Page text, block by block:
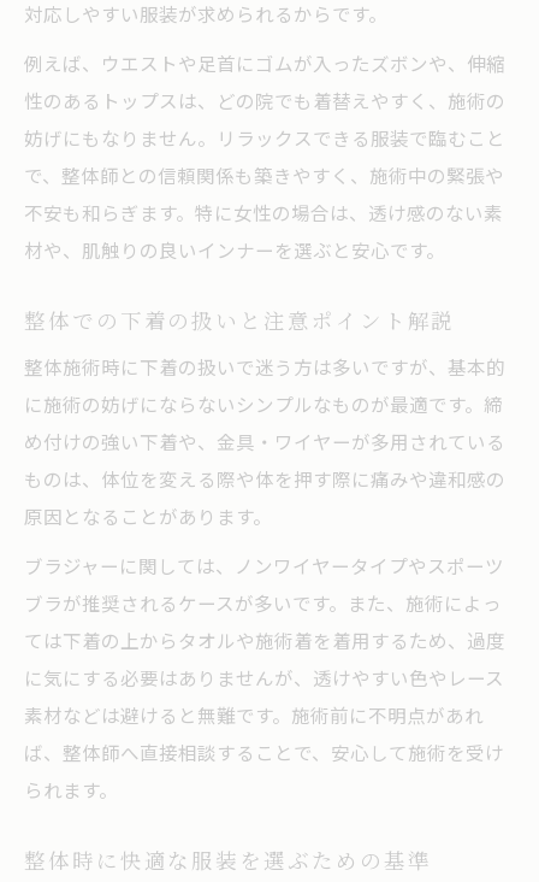
対応しやすい服装が求められるからです。
例えば、ウエストや足首にゴムが入ったズボンや、伸縮
性のあるトップスは、どの院でも着替えやすく、施術の
妨げにもなりません。リラックスできる服装で臨むこと
で、整体師との信頼関係も築きやすく、施術中の緊張や
不安も和らぎます。特に女性の場合は、透け感のない素
材や、肌触りの良いインナーを選ぶと安心です。
整体での下着の扱いと注意ポイント解説
整体施術時に下着の扱いで迷う方は多いですが、基本的
に施術の妨げにならないシンプルなものが最適です。締
め付けの強い下着や、金具・ワイヤーが多用されている
ものは、体位を変える際や体を押す際に痛みや違和感の
原因となることがあります。
ブラジャーに関しては、ノンワイヤータイプやスポーツ
ブラが推奨されるケースが多いです。また、施術によっ
ては下着の上からタオルや施術着を着用するため、過度
に気にする必要はありませんが、透けやすい色やレース
素材などは避けると無難です。施術前に不明点があれ
ば、整体師へ直接相談することで、安心して施術を受け
られます。
整体時に快適な服装を選ぶための基準